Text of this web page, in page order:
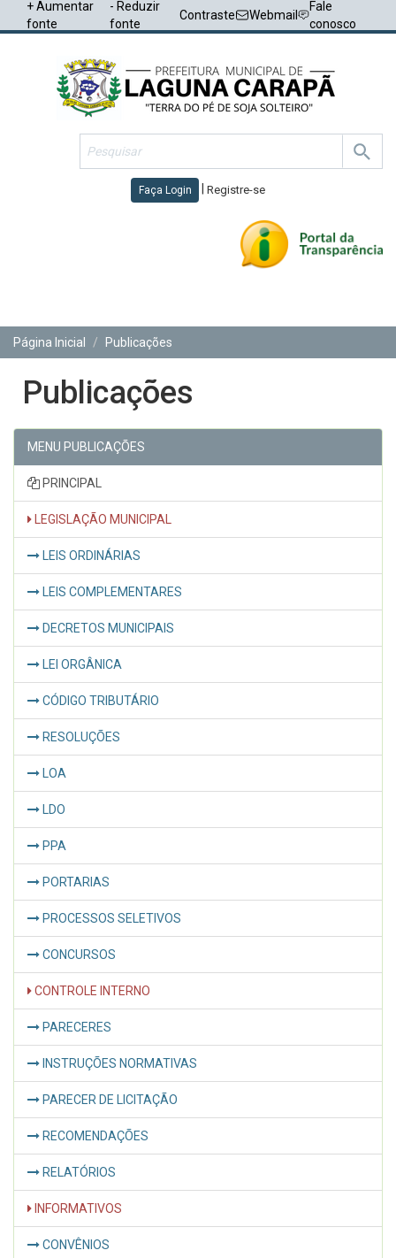
+ Aumentar
fonte
- Reduzir
fonte
Contraste Webmail
Fale
conosco
Faça Login Registre-se
Página Inicial
Publicações
Publicações
MENU PUBLICAÇÕES
PRINCIPAL
LEGISLAÇÃO MUNICIPAL
LEIS ORDINÁRIAS
LEIS COMPLEMENTARES
DECRETOS MUNICIPAIS
LEI ORGÂNICA
CÓDIGO TRIBUTÁRIO
RESOLUÇÕES
LOA
LDO
PPA
PORTARIAS
PROCESSOS SELETIVOS
CONCURSOS
CONTROLE INTERNO
PARECERES
INSTRUÇÕES NORMATIVAS
PARECER DE LICITAÇÃO
RECOMENDAÇÕES
RELATÓRIOS
INFORMATIVOS
CONVÊNIOS